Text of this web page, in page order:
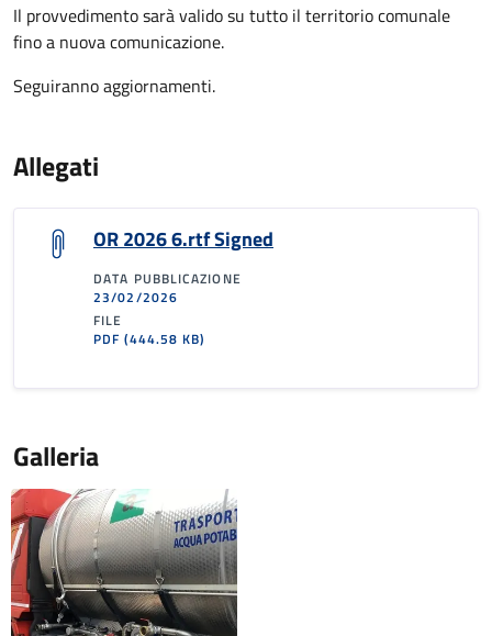
Il provvedimento sarà valido su tutto il territorio comunale
fino a nuova comunicazione.
Seguiranno aggiornamenti.
Allegati
OR 2026 6.rtf Signed
DATA PUBBLICAZIONE
23/02/2026
FILE
PDF(444.58 KB)
Galleria